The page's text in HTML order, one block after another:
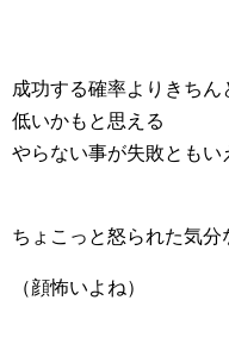
成功する確率よりきち
低いかもと思える
やらない事が失敗ともい
ちょこっと怒られた気分
（顔怖いよね）